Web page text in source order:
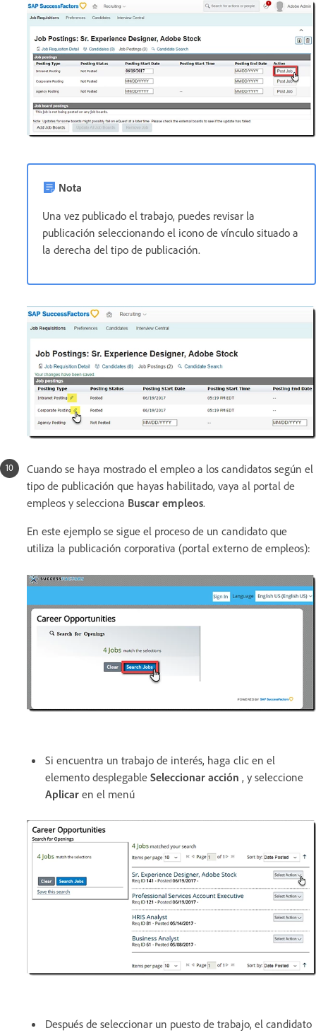
Nota
Una vez publicado el trabajo, puedes revisar la
publicación seleccionando el icono de vínculo situado a
la derecha del tipo de publicación.
Cuando se haya mostrado el empleo a los candidatos según el
tipo de publicación que hayas habilitado, vaya al portal de
empleos y selecciona Buscar empleos.
En este ejemplo se sigue el proceso de un candidato que
utiliza la publicación corporativa (portal externo de empleos):
Si encuentra un trabajo de interés, haga clic en el
elemento desplegable Seleccionar acción , y seleccione
Aplicar en el menú
Después de seleccionar un puesto de trabajo, el candidato